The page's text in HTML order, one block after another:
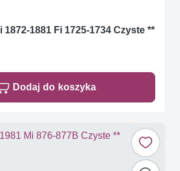
1872-1881 Fi 1725-1734 Czyste **
Dodaj do koszyka